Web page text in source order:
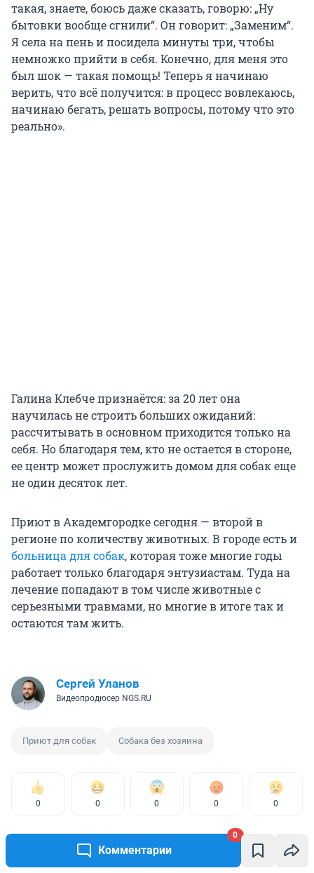
Комментарии
0
такая, знаете, боюсь даже сказать, говорю: „Ну
бытовки вообще сгнили“. Он говорит: „Заменим“.
Я села на пень и посидела минуты три, чтобы
немножко прийти в себя. Конечно, для меня это
был шок — такая помощь! Теперь я начинаю
верить, что всё получится: в процесс вовлекаюсь,
начинаю бегать, решать вопросы, потому что это
реально».
Галина Клебче признаётся: за 20 лет она
научилась не строить больших ожиданий:
рассчитывать в основном приходится только на
себя. Но благодаря тем, кто не остается в стороне,
ее центр может прослужить домом для собак еще
не один десяток лет.
Приют в Академгородке сегодня — второй в
регионе по количеству животных. В городе есть и
больница для собак, которая тоже многие годы
работает только благодаря энтузиастам. Туда на
лечение попадают в том числе животные с
серьезными травмами, но многие в итоге так и
остаются там жить.
Сергей Уланов
Видеопродюсер NGS.RU
Приют для собак Собака без хозяина
0 0 0 0 0